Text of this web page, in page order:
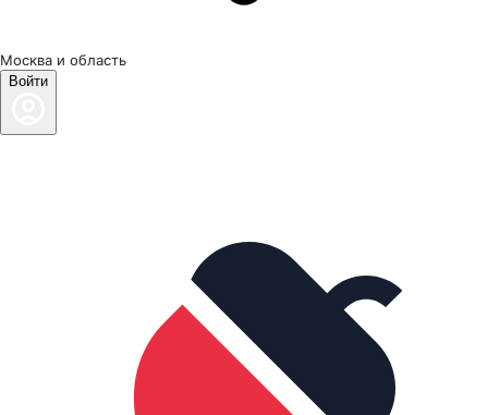
Москва и область
Войти